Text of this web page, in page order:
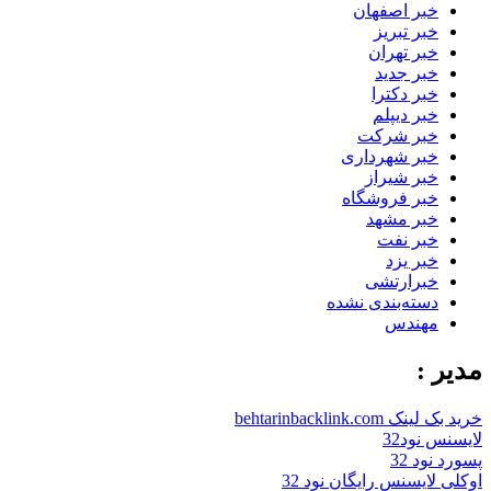
خبر اصفهان
خبر تبریز
خبر تهران
خبر جدید
خبر دکترا
خبر دیپلم
خبر شرکت
خبر شهرداری
خبر شیراز
خبر فروشگاه
خبر مشهد
خبر نفت
خبر یزد
خبرارتشی
دسته‌بندی نشده
مهندس
مدیر :
خرید بک لینک behtarinbacklink.com
لایسنس نود32
پسورد نود 32
اوکلی لایسنس رایگان نود 32